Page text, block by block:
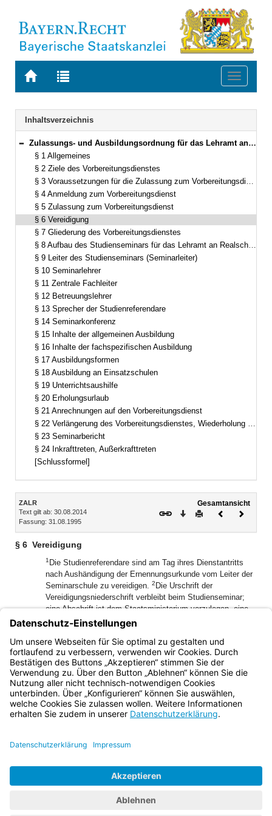
Zur
BAYERN.RECHT
Zur
letzten
Suche
Toggle
Navigation
Inhaltsverzeichnis
Bereich reduzieren
Zulassungs- und Ausbildungsordnung für das Lehramt an Realschulen (ZALR) Vom 31. August 1995 (GVBl. S. 682) BayRS 2038-3-4-5-1-K (§§ 1–24)
§ 1 Allgemeines
§ 2 Ziele des Vorbereitungsdienstes
§ 3 Voraussetzungen für die Zulassung zum Vorbereitungsdienst
§ 4 Anmeldung zum Vorbereitungsdienst
§ 5 Zulassung zum Vorbereitungsdienst
§ 6 Vereidigung
§ 7 Gliederung des Vorbereitungsdienstes
§ 8 Aufbau des Studienseminars für das Lehramt an Realschulen
§ 9 Leiter des Studienseminars (Seminarleiter)
§ 10 Seminarlehrer
§ 11 Zentrale Fachleiter
§ 12 Betreuungslehrer
§ 13 Sprecher der Studienreferendare
§ 14 Seminarkonferenz
§ 15 Inhalte der allgemeinen Ausbildung
§ 16 Inhalte der fachspezifischen Ausbildung
§ 17 Ausbildungsformen
§ 18 Ausbildung an Einsatzschulen
§ 19 Unterrichtsaushilfe
§ 20 Erholungsurlaub
§ 21 Anrechnungen auf den Vorbereitungsdienst
§ 22 Verlängerung des Vorbereitungsdienstes, Wiederholung einzelner Ausbildungsabschnitte
§ 23 Seminarbericht
§ 24 Inkrafttreten, Außerkrafttreten
[Schlussformel]
Inhalt
ZALR
Text gilt ab: 30.08.2014
Fassung: 31.08.1995
Gesamtansicht
Download
DruckenVorheriges
§ 6 Vereidigung
1 Die Studienreferendare sind am Tag ihres Dienstantritts
nach Aushändigung der Ernennungsurkunde vom Leiter der
Seminarschule zu vereidigen. 2 Die Urschrift der
Vereidigungsniederschrift verbleibt beim Studienseminar;
eine Abschrift ist dem Staatsministerium vorzulegen, eine
weitere Abschrift wird dem Studienreferendar ausgehändigt.
Vor der Vereidigung sind die Studienreferendare darüber
aufzuklären, welche Verpflichtungen ihnen der Eid im
Hinblick auf ihre Stellung als Beamte und Lehrer auferlegt.
Bayern.de
BayernPortal
Impressum